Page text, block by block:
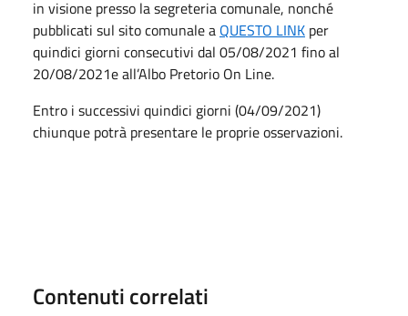
in visione presso la segreteria comunale, nonché
pubblicati sul sito comunale a QUESTO LINK per
quindici giorni consecutivi dal 05/08/2021 fino al
20/08/2021e all’Albo Pretorio On Line.
Entro i successivi quindici giorni (04/09/2021)
chiunque potrà presentare le proprie osservazioni.
Contenuti correlati